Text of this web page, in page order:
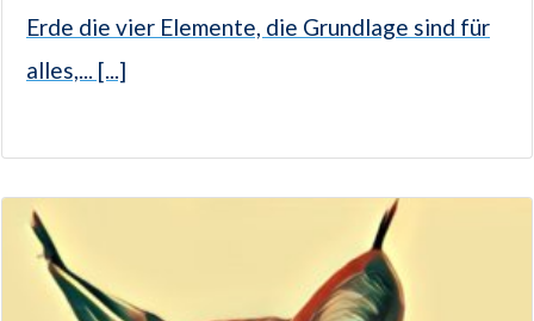
Erde die vier Elemente, die Grundlage sind für
alles,... [...]